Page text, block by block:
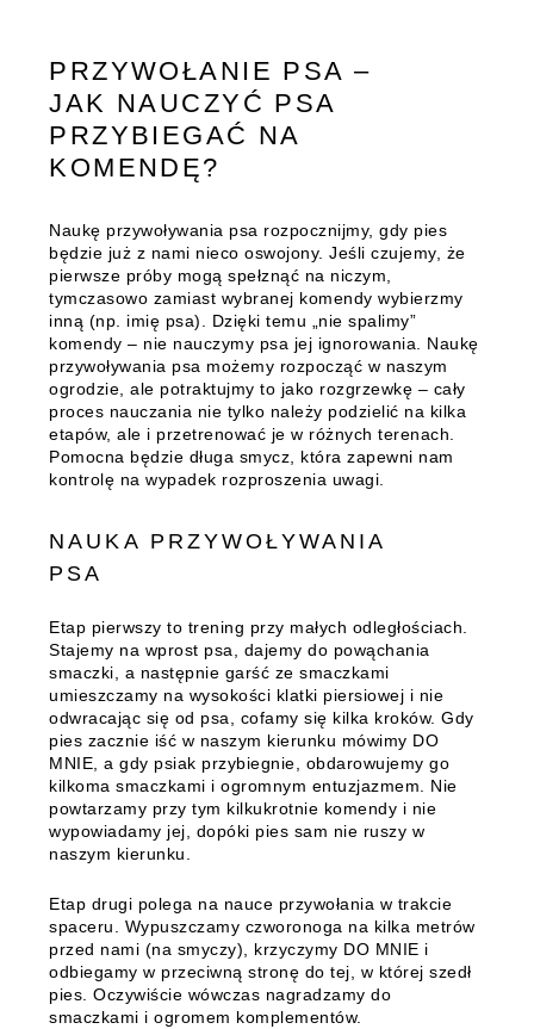
PRZYWOŁANIE PSA –
JAK NAUCZYĆ PSA
PRZYBIEGAĆ NA
KOMENDĘ?
Naukę przywoływania psa rozpocznijmy, gdy pies
będzie już z nami nieco oswojony. Jeśli czujemy, że
pierwsze próby mogą spełznąć na niczym,
tymczasowo zamiast wybranej komendy wybierzmy
inną (np. imię psa). Dzięki temu „nie spalimy”
komendy – nie nauczymy psa jej ignorowania. Naukę
przywoływania psa możemy rozpocząć w naszym
ogrodzie, ale potraktujmy to jako rozgrzewkę – cały
proces nauczania nie tylko należy podzielić na kilka
etapów, ale i przetrenować je w różnych terenach.
Pomocna będzie długa smycz, która zapewni nam
kontrolę na wypadek rozproszenia uwagi.
NAUKA PRZYWOŁYWANIA
PSA
Etap pierwszy to trening przy małych odległościach.
Stajemy na wprost psa, dajemy do powąchania
smaczki, a następnie garść ze smaczkami
umieszczamy na wysokości klatki piersiowej i nie
odwracając się od psa, cofamy się kilka kroków. Gdy
pies zacznie iść w naszym kierunku mówimy DO
MNIE, a gdy psiak przybiegnie, obdarowujemy go
kilkoma smaczkami i ogromnym entuzjazmem. Nie
powtarzamy przy tym kilkukrotnie komendy i nie
wypowiadamy jej, dopóki pies sam nie ruszy w
naszym kierunku.
Etap drugi polega na nauce przywołania w trakcie
spaceru. Wypuszczamy czworonoga na kilka metrów
przed nami (na smyczy), krzyczymy DO MNIE i
odbiegamy w przeciwną stronę do tej, w której szedł
pies. Oczywiście wówczas nagradzamy do
smaczkami i ogromem komplementów.